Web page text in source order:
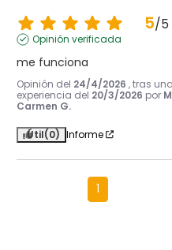
5/5
Opinión verificada
me funciona
Opinión del 24/4/2026 , tras
experiencia del 20/3/2026 por M
Carmen G.
Útil(0) Informe
1